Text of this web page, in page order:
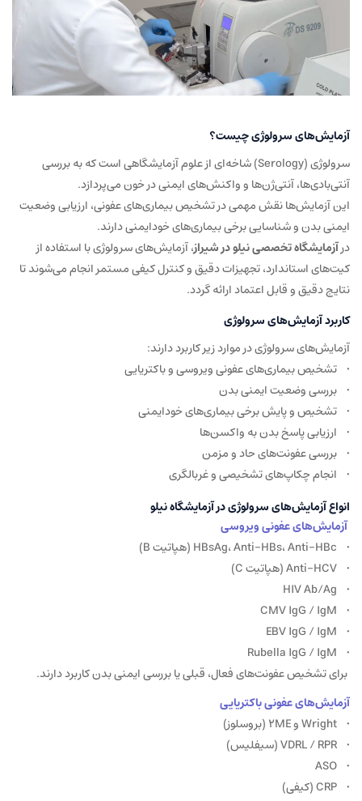
آزمایش‌های سرولوژی چیست؟
سرولوژی (Serology) شاخه‌ای از علوم آزمایشگاهی است که به بررسی
آنتی‌بادی‌ها، آنتی‌ژن‌ها و واکنش‌های ایمنی در خون می‌پردازد.
این آزمایش‌ها نقش مهمی در تشخیص بیماری‌های عفونی، ارزیابی وضعیت
ایمنی بدن و شناسایی برخی بیماری‌های خودایمنی دارند.
درآزمایشگاه تخصصی نیلو در شیراز، آزمایش‌های سرولوژی با استفاده از
کیت‌های استاندارد، تجهیزات دقیق و کنترل کیفی مستمر انجام می‌شوند تا
نتایج دقیق و قابل اعتماد ارائه گردد.
کاربرد آزمایش‌های سرولوژی
آزمایش‌های سرولوژی در موارد زیر کاربرد دارند:
• تشخیص بیماری‌های عفونی ویروسی و باکتریایی
• بررسی وضعیت ایمنی بدن
• تشخیص و پایش برخی بیماری‌های خودایمنی
• ارزیابی پاسخ بدن به واکسن‌ها
• بررسی عفونت‌های حاد و مزمن
• انجام چکاپ‌های تشخیصی و غربالگری
انواع آزمایش‌های سرولوژی در آزمایشگاه نیلو
آزمایش‌های عفونی ویروسی
• HBsAg، Anti-HBs، Anti-HBc (هپاتیت B)
• Anti-HCV (هپاتیت C)
• HIV Ab/Ag
• CMV IgG / IgM
• EBV IgG / IgM
• Rubella IgG / IgM
برای تشخیص عفونت‌های فعال، قبلی یا بررسی ایمنی بدن کاربرد دارند.
آزمایش‌های عفونی باکتریایی
• Wright و 2ME (بروسلوز)
• VDRL / RPR (سیفلیس)
• ASO
• CRP (کیفی)